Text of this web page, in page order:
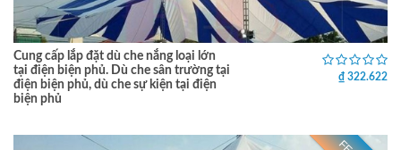
Cung cấp lắp đặt dù che nắng loại lớn
tại điện biện phủ. Dù che sân trường tại
điện biện phủ, dù che sự kiện tại điện
biện phủ
₫ 322.622